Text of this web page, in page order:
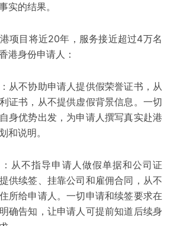
实的结果。
项目将近20年，服务接近超过4万名
港身份申请人：
从不协助申请人提供假荣誉证书，从
证书，从不提供虚假背景信息。一切
身优势出发，为申请人撰写真实赴港
和说明。
从不指导申请人做假单据和公司证
供续签、挂靠公司和雇佣合同，从不
所给申请人。一切申请和续签要求在
确告知，让申请人可提前知道后续身